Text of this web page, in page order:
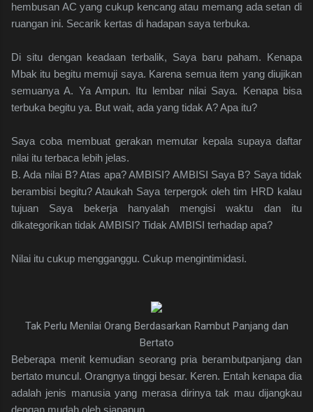
hembusan AC yang cukup kencang atau memang ada setan di
ruangan ini. Secarik kertas di hadapan saya terbuka.
Di situ dengan keadaan terbalik, Saya baru paham. Kenapa
Mbak itu begitu memuji saya. Karena semua item yang diujikan
semuanya A. Ya Ampun. Itu lembar nilai Saya. Kenapa bisa
terbuka begitu ya. But wait, ada yang tidak A? Apa itu?
Saya coba membuat gerakan memutar kepala supaya daftar
nilai itu terbaca lebih jelas.
B. Ada nilai B? Atas apa? AMBISI? AMBISI Saya B? Saya tidak
berambisi begitu? Ataukah Saya terpergok oleh tim HRD kalau
tujuan Saya bekerja hanyalah mengisi waktu dan itu
dikategorikan tidak AMBISI? Tidak AMBISI terhadap apa?
Nilai itu cukup mengganggu. Cukup mengintimidasi.
Tak Perlu Menilai Orang Berdasarkan Rambut Panjang dan
Bertato
Beberapa menit kemudian seorang pria berambutpanjang dan
bertato muncul. Orangnya tinggi besar. Keren. Entah kenapa dia
adalah jenis manusia yang merasa dirinya tak mau dijangkau
dengan mudah oleh siapapun.